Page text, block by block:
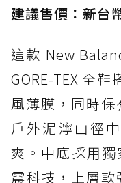
建議售價：新台
這款 New
GORE-TEX 全鞋
風薄膜，同時
戶外泥濘山徑
爽。中底採用獨
震科技，上層